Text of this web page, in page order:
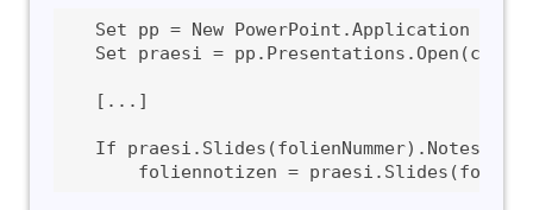
   Set pp = New PowerPoint.Application
Set praesi =
   [...]
If